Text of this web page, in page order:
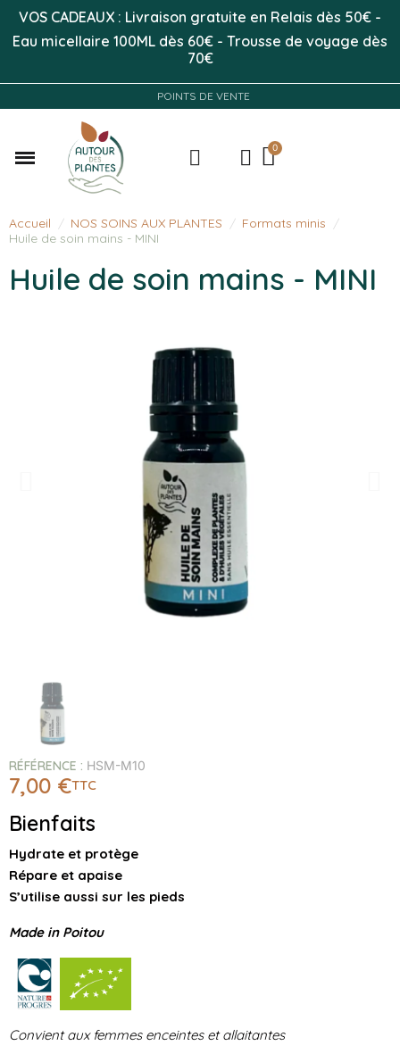
VOS CADEAUX : Livraison gratuite en Relais dès 50€ -
Eau micellaire 100ML dès 60€ - Trousse de voyage dès
70€
POINTS DE VENTE
Accueil NOS SOINS AUX PLANTES
Formats minis
Huile de soin mains - MINI
Huile de soin mains - MINI
RÉFÉRENCE HSM-M10
7,00 €TTC
Bienfaits
Hydrate et protège
Répare et apaise
S’utilise aussi sur les pieds
Made in Poitou
Convient aux femmes enceintes et allaitantes